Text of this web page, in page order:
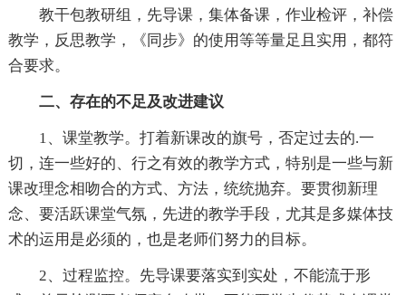
教干包教研组，先导课，集体备课，作业检评，补偿
教学，反思教学，《同步》的使用等等量足且实用，都符
合要求。
二、存在的不足及改进建议
1、课堂教学。打着新课改的旗号，否定过去的.一
切，连一些好的、行之有效的教学方式，特别是一些与新
课改理念相吻合的方式、方法，统统抛弃。要贯彻新理
念、要活跃课堂气氛，先进的教学手段，尤其是多媒体技
术的运用是必须的，也是老师们努力的目标。
2、过程监控。先导课要落实到实处，不能流于形